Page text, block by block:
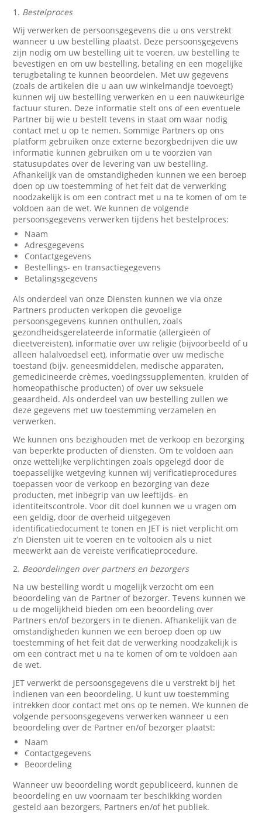
1. Bestelproces
Wij verwerken de persoonsgegevens die u ons verstrekt
wanneer u uw bestelling plaatst. Deze persoonsgegevens
zijn nodig om uw bestelling uit te voeren, uw bestelling te
bevestigen en om uw bestelling, betaling en een mogelijke
terugbetaling te kunnen beoordelen. Met uw gegevens
(zoals de artikelen die u aan uw winkelmandje toevoegt)
kunnen wij uw bestelling verwerken en u een nauwkeurige
factuur sturen. Deze informatie stelt ons of een eventuele
Partner bij wie u bestelt tevens in staat om waar nodig
contact met u op te nemen. Sommige Partners op ons
platform gebruiken onze externe bezorgbedrijven die uw
informatie kunnen gebruiken om u te voorzien van
statusupdates over de levering van uw bestelling.
Afhankelijk van de omstandigheden kunnen we een beroep
doen op uw toestemming of het feit dat de verwerking
noodzakelijk is om een contract met u na te komen of om te
voldoen aan de wet. We kunnen de volgende
persoonsgegevens verwerken tijdens het bestelproces:
Naam
Adresgegevens
Contactgegevens
Bestellings- en transactiegegevens
Betalingsgegevens
Als onderdeel van onze Diensten kunnen we via onze
Partners producten verkopen die gevoelige
persoonsgegevens kunnen onthullen, zoals
gezondheidsgerelateerde informatie (allergieën of
dieetvereisten), informatie over uw religie (bijvoorbeeld of u
alleen halalvoedsel eet), informatie over uw medische
toestand (bijv. geneesmiddelen, medische apparaten,
gemedicineerde crèmes, voedingssupplementen, kruiden of
homeopathische producten) of over uw seksuele
geaardheid. Als onderdeel van uw bestelling zullen we
deze gegevens met uw toestemming verzamelen en
verwerken.
We kunnen ons bezighouden met de verkoop en bezorging
van beperkte producten of diensten. Om te voldoen aan
onze wettelijke verplichtingen zoals opgelegd door de
toepasselijke wetgeving kunnen wij verificatieprocedures
toepassen voor de verkoop en bezorging van deze
producten, met inbegrip van uw leeftijds- en
identiteitscontrole. Voor dit doel kunnen we u vragen om
een geldig, door de overheid uitgegeven
identificatiedocument te tonen en JET is niet verplicht om
z’n Diensten uit te voeren en te voltooien als u niet
meewerkt aan de vereiste verificatieprocedure.
2. Beoordelingen over partners en bezorgers
Na uw bestelling wordt u mogelijk verzocht om een
beoordeling van de Partner of bezorger. Tevens kunnen we
u de mogelijkheid bieden om een beoordeling over
Partners en/of bezorgers in te dienen. Afhankelijk van de
omstandigheden kunnen we een beroep doen op uw
toestemming of het feit dat de verwerking noodzakelijk is
om een contract met u na te komen of om te voldoen aan
de wet.
JET verwerkt de persoonsgegevens die u verstrekt bij het
indienen van een beoordeling. U kunt uw toestemming
intrekken door contact met ons op te nemen. We kunnen de
volgende persoonsgegevens verwerken wanneer u een
beoordeling over de Partner en/of bezorger plaatst:
Naam
Contactgegevens
Beoordeling
Wanneer uw beoordeling wordt gepubliceerd, kunnen de
beoordeling en uw voornaam ter beschikking worden
gesteld aan bezorgers, Partners en/of het publiek.